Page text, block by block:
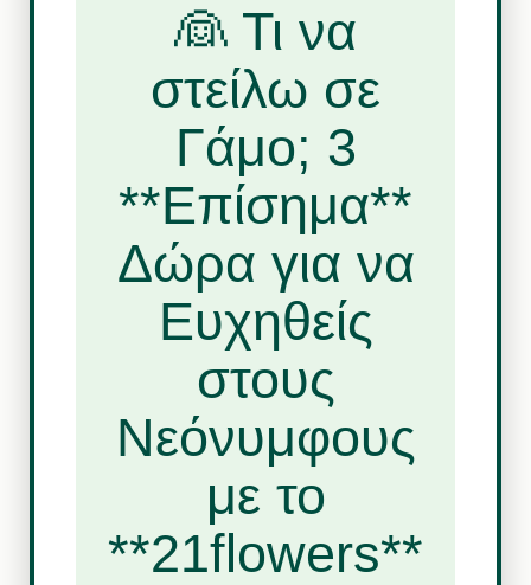
👰 Τι να
στείλω σε
Γάμο; 3
**Επίσημα**
Δώρα για να
Ευχηθείς
στους
Νεόνυμφους
με το
**21flowers**